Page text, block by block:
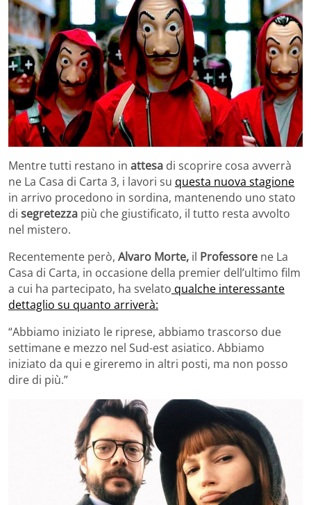
Mentre tutti restano in attesa di scoprire cosa avverrà
ne La Casa di Carta 3, i lavori su questa nuova stagione
in arrivo procedono in sordina, mantenendo uno stato
di segretezza più che giustificato, il tutto resta avvolto
nel mistero.
Recentemente però, Alvaro Morte, il Professore ne La
Casa di Carta, in occasione della premier dell’ultimo film
a cui ha partecipato, ha svelato qualche interessante
dettaglio su quanto arriverà:
“Abbiamo iniziato le riprese, abbiamo trascorso due
settimane e mezzo nel Sud-est asiatico. Abbiamo
iniziato da qui e gireremo in altri posti, ma non posso
dire di più.”